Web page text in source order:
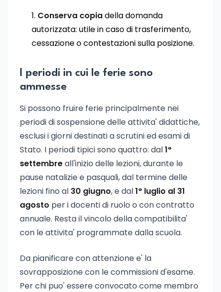
Conserva copiadella domanda
autorizzata: utile in caso di trasferimento,
cessazione o contestazioni sulla posizione.
I periodi in cui le ferie sono
ammesse
Si possono fruire ferie principalmente nei
periodi di sospensione delle attivita' didattiche,
esclusi i giorni destinati a scrutini ed esami di
Stato. I periodi tipici sono quattro: dal1°
settembreall'inizio delle lezioni, durante le
pause natalizie e pasquali, dal termine delle
lezioni fino al 30 giugno, e dal1° luglio al 31
agosto per i docenti di ruolo o con contratto
annuale. Resta il vincolo della compatibilita'
con le attivita' programmate dalla scuola.
Da pianificare con attenzione e' la
sovrapposizione con le commissioni d'esame.
Per chi puo' essere convocato come membro